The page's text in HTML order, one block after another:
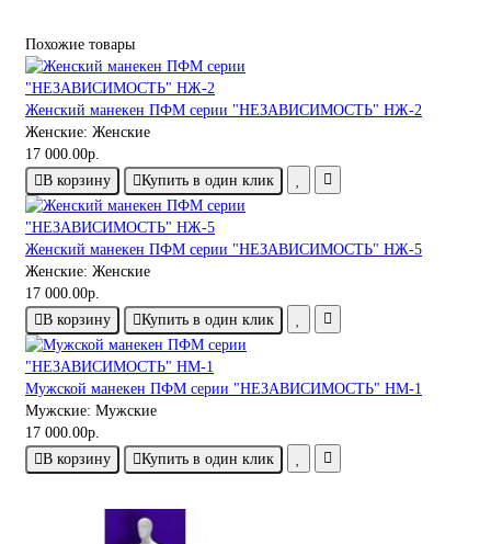
Похожие товары
Женский манекен ПФМ серии "НЕЗАВИСИМОСТЬ" НЖ-2
Женские: Женские
17 000.00р.
В корзину
Купить в один клик
Женский манекен ПФМ серии "НЕЗАВИСИМОСТЬ" НЖ-5
Женские: Женские
17 000.00р.
В корзину
Купить в один клик
Мужской манекен ПФМ серии "НЕЗАВИСИМОСТЬ" НМ-1
Мужские: Мужские
17 000.00р.
В корзину
Купить в один клик